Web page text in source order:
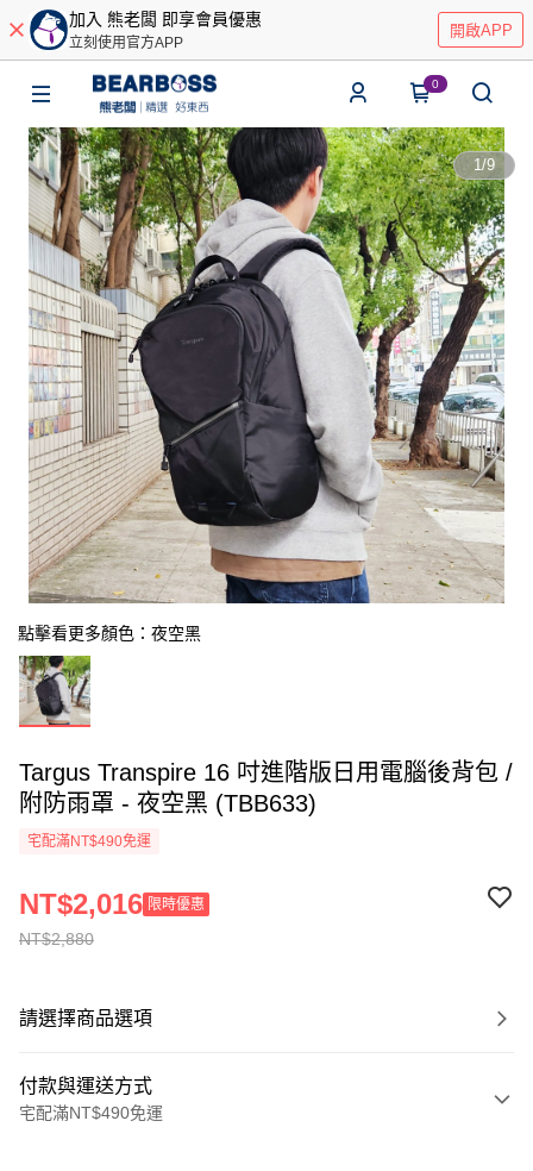
加入 熊老闆 即享會員優惠
立刻使用官方APP
開啟APP
0
1/9
點擊看更多顏色：夜空黑
Targus Transpire 16 吋進階版日用電腦後背包 /
附防雨罩 - 夜空黑 (TBB633)
宅配滿NT$490免運
NT$2,880
NT$2,016 限時優惠
請選擇商品選項
付款與運送方式
宅配滿NT$490免運